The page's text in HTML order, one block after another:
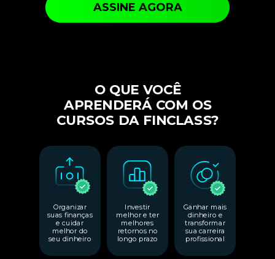
Organizar
suas finanças
e cuidar
melhor do
seu dinheiro
Investir
melhor e ter
melhores
retornos no
longo prazo
Ganhar mais
dinheiro e
transformar
sua carreira
profissional
O QUE VOCÊ
APRENDERÁ COM OS
CURSOS DA FINCLASS?
ASSINE AGORA